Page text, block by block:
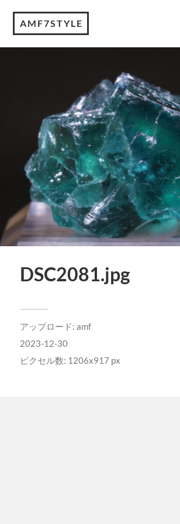
AMF7STYLE
DSC2081.jpg
アップロード: amf
2023-12-30
ピクセル数: 1206x917 px